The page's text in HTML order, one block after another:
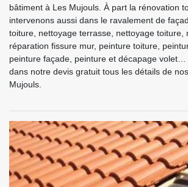
bâtiment à Les Mujouls. À part la rénovation
intervenons aussi dans le ravalement de
toiture, nettoyage terrasse, nettoyage toiture,
réparation fissure mur, peinture toiture,
peinture façade, peinture et décapage volet…
dans notre devis gratuit tous les détails de
Mujouls.